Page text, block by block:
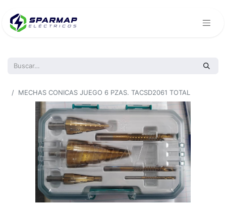
MECHAS CONICAS JUEGO 6 PZAS. TACSD2061 TOTAL